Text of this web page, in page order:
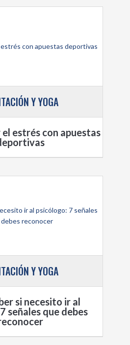
Y YOGA
estrés con apuestas
Y YOGA
si necesito ir al
señales que debes